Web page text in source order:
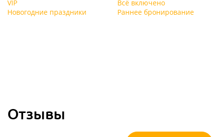
VIP
Всё включено
Новогодние праздники
Раннее бронирование
Отзывы